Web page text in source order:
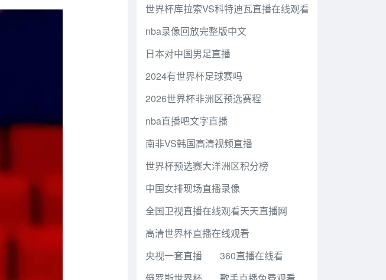
世界杯库拉索VS科特迪瓦直播在线观看
nba录像回放完整版中文
日本对中国男足直播
2024有世界杯足球赛吗
2026世界杯非洲区预选赛程
nba直播吧文字直播
南非VS韩国高清视频直播
世界杯预选赛大洋洲区积分榜
中国女排现场直播录像
全国卫视直播在线观看天天直播网
高清世界杯直播在线观看
央视一套直播
360直播在线看